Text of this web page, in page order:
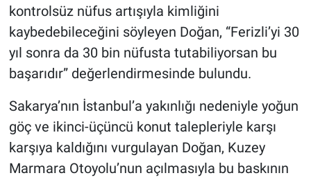
kontrolsüz nüfus artışıyla kimliğini
kaybedebileceğini söyleyen Doğan, “Ferizli’yi 30
yıl sonra da 30 bin nüfusta tutabiliyorsan bu
başarıdır” değerlendirmesinde bulundu.
Sakarya’nın İstanbul’a yakınlığı nedeniyle yoğun
göç ve ikinci-üçüncü konut talepleriyle karşı
karşıya kaldığını vurgulayan Doğan, Kuzey
Marmara Otoyolu’nun açılmasıyla bu baskının